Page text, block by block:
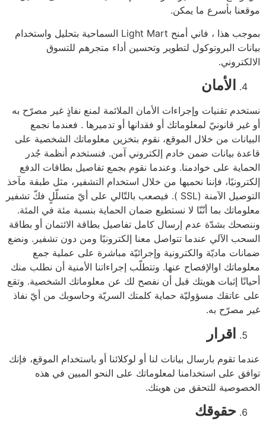
موقعنا بأسرع ما يمكن.
بموجب هذا ، فاني أمنح Light Mart السماحية بتحليل واستخدام
بيانات البروتوكول لتطوير وتحسين أداء متجرهم للتسوق
الالكتروني.
الأمان
نستخدم تقنيات وإجراءات الأمان الملائمة لمنع نفاذٍ غير مصرّح به
أو غير قانونيّ لمعلوماتك أو فقدانها أو تدميرها . فعندما نجمع
البيانات من خلال الموقع، نقوم بتخزين معلوماتك الشخصية على
قاعدة بيانات ضمن خادم إلكتروني آمن. فنستخدم أنظمة جُدر
الحماية على خوادمنا. وعندما نقوم بجمع تفاصيل بطاقات الدفع
إلكترونيًا، فإننا نحميها من خلال استخدام التشفير، مثل طبقة مآخذ
التوصيل الآمنة (SSL ). فيصعب بالتّالي على أيّ متسلّلٍ فكّ تشفير
معلوماتك بما أنّنّا لا نستطيع ضمان الحماية بنسبة مئة في المئة.
وننصحك بشدّة عدم إرسال كامل تفاصيل بطاقة الائتمان أو بطاقة
السحب الآلي عندما تتواصل معنا إلكترونيًا ومن دون تشفير. ونضع
ضمانات ماديّة والكترونية وإجرائيّة مباشرة على عملية جمع
معلوماتك اوالإفصاح عنها. وتتطلّب إجراءاتنا الأمنية أن نطلب منك
أحيانًا إثبات هويتك قبل أن نفصح لك عن معلوماتك الشخصية. وتقع
على عاتقك مسؤوليّة حماية كلمتك السريّة وحاسوبك من أيّ نفاذ
غير مصرّح به.
اقرار
عندما تقوم بارسال بيانات لنا أو لوكلائنا أو باستخدام الموقع، فإنك
توافق على استخدامنا لمعلوماتك على النحو المبين في هذه
الخصوصية للتحقق من هويتك.
حقوقك